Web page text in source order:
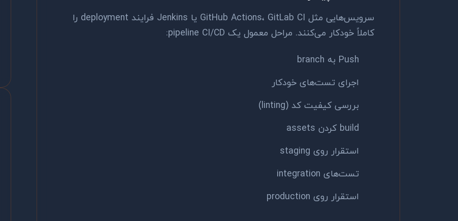
سرویس‌هایی مثل GitHub Actions، GitLab CI یا Jenkins فرایند deployment را
کاملاً خودکار می‌کنند. مراحل معمول یک pipeline CI/CD:
Push به branch
اجرای تست‌های خودکار
بررسی کیفیت کد (linting)
build کردن assets
استقرار روی staging
تست‌های integration
استقرار روی production